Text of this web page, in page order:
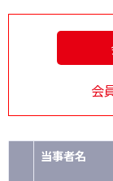
会
当事者名